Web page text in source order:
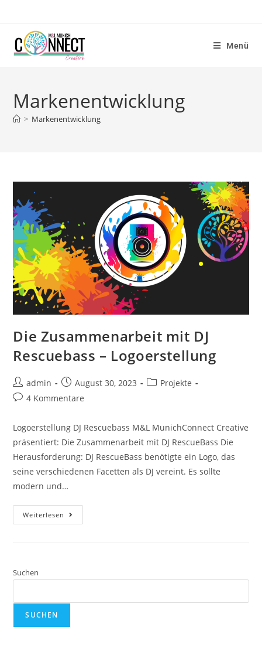
Menü
Markenentwicklung
> Markenentwicklung
Die Zusammenarbeit mit DJ
Rescuebass – Logoerstellung
admin August 30, 2023
Projekte
4 Kommentare
Logoerstellung DJ Rescuebass M&L MunichConnect Creative
präsentiert: Die Zusammenarbeit mit DJ RescueBass Die
Herausforderung: DJ RescueBass benötigte ein Logo, das
seine verschiedenen Facetten als DJ vereint. Es sollte
modern und…
Weiterlesen
Suchen
SUCHEN